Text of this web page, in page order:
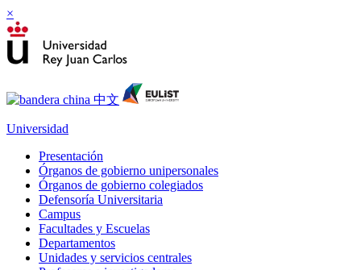
×
Universidad
Presentación
Órganos de gobierno unipersonales
Órganos de gobierno colegiados
Defensoría Universitaria
Campus
Facultades y Escuelas
Departamentos
Unidades y servicios centrales